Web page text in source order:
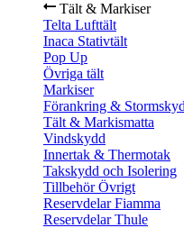
Tält & Markiser
Telta Lufttält
Inaca Stativtält
Pop Up
Övriga tält
Markiser
Förankring &
Tält & Markismatta
Vindskydd
Innertak & Thermotak
Takskydd och Isolering
Tillbehör Övrigt
Reservdelar Fiamma
Reservdelar Thule